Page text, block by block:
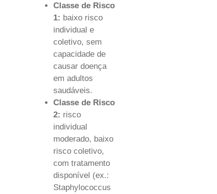
Classe de Risco
1: baixo risco
individual e
coletivo, sem
capacidade de
causar doença
em adultos
saudáveis.
Classe de Risco
2: risco
individual
moderado, baixo
risco coletivo,
com tratamento
disponível (ex.:
Staphylococcus